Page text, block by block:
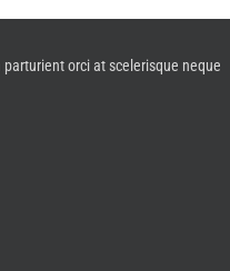
orci at scelerisque neque